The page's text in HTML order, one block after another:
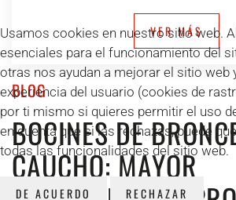
VER MÁS
BLOG
BOCINES DE
CAUCHO: MAYOR
Usamos cookies en nuestro sitio web.
esenciales para el funcionamiento del
otras nos ayudan a mejorar el sitio web
experiencia del usuario (cookies de
por ti mismo si quieres permitir el uso
en cuenta que si las rechazas, puede
todas las funcionalidades del sitio web.
DE ACUERDO RECHAZAR